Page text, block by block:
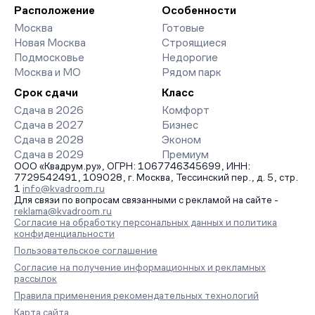
организует просмотр и поможет одобрить ипотеку по
минимальной ставке. Чтобы зафиксировать цену, оставьте
заявку на обратный звонок.
Расположение
Москва
Новая Москва
Подмосковье
Москва и МО
Особенности
Готовые
Строящиеся
Недорогие
Рядом парк
Срок сдачи
Сдача в 2026
Сдача в 2027
Сдача в 2028
Сдача в 2029
Класс
Комфорт
Бизнес
Эконом
Премиум
ООО «Квадрум.ру», ОГРН: 1067746345699, ИНН:
7729542491, 109028, г. Москва, Тессинский пер., д. 5, стр.
1 info@kvadroom.ru
Для связи по вопросам связанными с рекламой на сайте -
reklama@kvadroom.ru
Согласие на обработку персональных данных и политика
конфиденциальности
Пользовательское соглашение
Согласие на получение информационных и рекламных
рассылок
Правила применения рекомендательных технологий
Карта сайта